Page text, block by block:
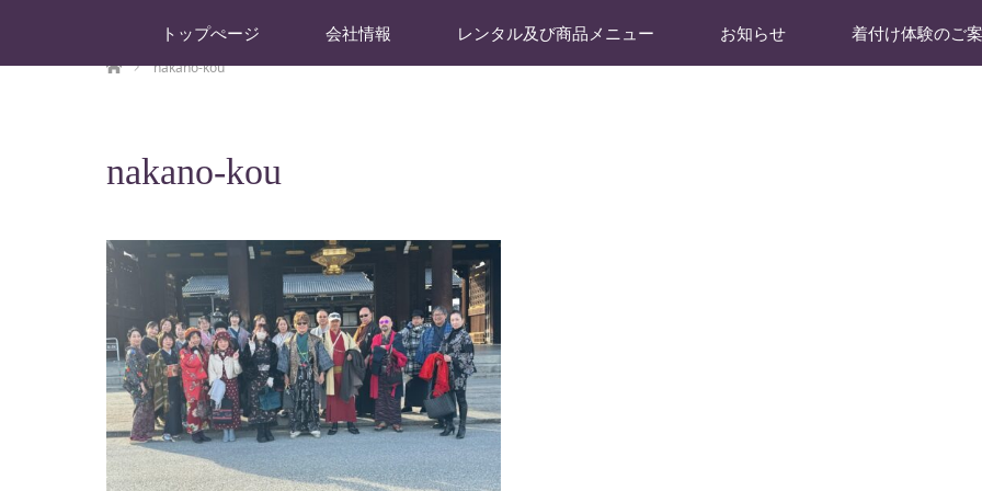
トップぺージ 会社情報 レンタル及び商品メニュー お知らせ 着付け体験のご
nakano-kou
nakano-kou